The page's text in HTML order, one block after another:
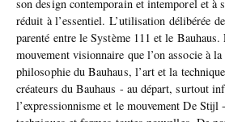
son design contemporain et intemporel et à
réduit à l’essentiel. L’utilisation délibérée
parenté entre le Système 111 et le Bauhaus.
mouvement visionnaire que l’on associe à
philosophie du Bauhaus, l’art et la
créateurs du Bauhaus - au départ, surtout
l’expressionnisme et le mouvement De Stijl